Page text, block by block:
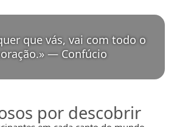
que vás, vai com todo o
» — Confúcio
por descobrir